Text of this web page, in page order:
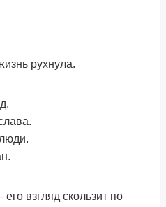
рухнула.
взгляд скользит по